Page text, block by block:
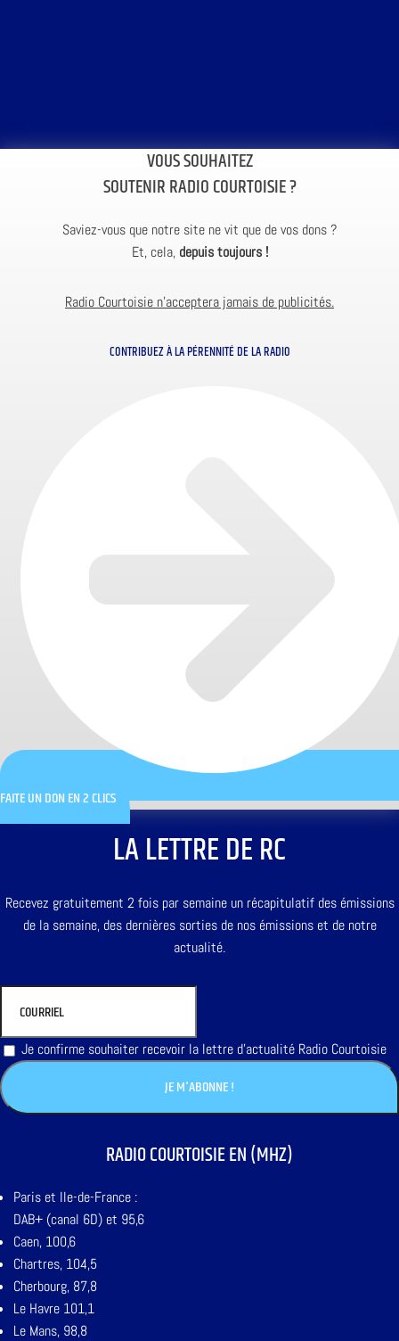
VOUS SOUHAITEZ
SOUTENIR RADIO COURTOISIE ?
Saviez-vous que notre site ne vit que de vos dons ?
Et, cela, depuis toujours !
Radio Courtoisie n’acceptera jamais de publicités.
CONTRIBUEZ À LA PÉRENNITÉ DE LA RADIO
FAITE UN DON EN 2 CLICS
LA LETTRE DE RC
Recevez gratuitement 2 fois par semaine un récapitulatif des émissions
de la semaine, des dernières sorties de nos émissions et de notre
actualité.
Je confirme souhaiter recevoir la lettre d'actualité Radio Courtoisie
RADIO COURTOISIE EN (MHZ)
Paris et Ile-de-France :
DAB+ (canal 6D) et 95,6
Caen, 100,6
Chartres, 104,5
Cherbourg, 87,8
Le Havre 101,1
Le Mans, 98,8